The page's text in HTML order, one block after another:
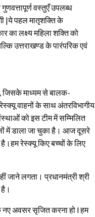
वस्तुएँ उपलब्ध
|ये पहल मातृशक्ति के
का लक्ष्य महिला शक्ति को
उत्तराखण्ड के पारंपरिक एवं
जिसके माध्यम से बालक-
वाहनों के साथ अंतरविभागीय
को इस टीम में सम्मिलित
में डाला जा चुका है। आज दूसरे
है।हम रेस्क्यू किए बच्चों के लिए
जाने लगता। प्रधानमंत्री श्री
नए अवसर सृजित करना हो l हम